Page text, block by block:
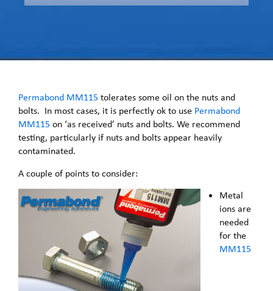
Permabond MM115tolerates some oil on the nuts and
bolts. In most cases, it is perfectly ok to use Permabond
MM115on ‘as received’ nuts and bolts. We recommend
testing, particularly if nuts and bolts appear heavily
contaminated.
A couple of points to consider:
Metal
ions are
needed
for the
MM115